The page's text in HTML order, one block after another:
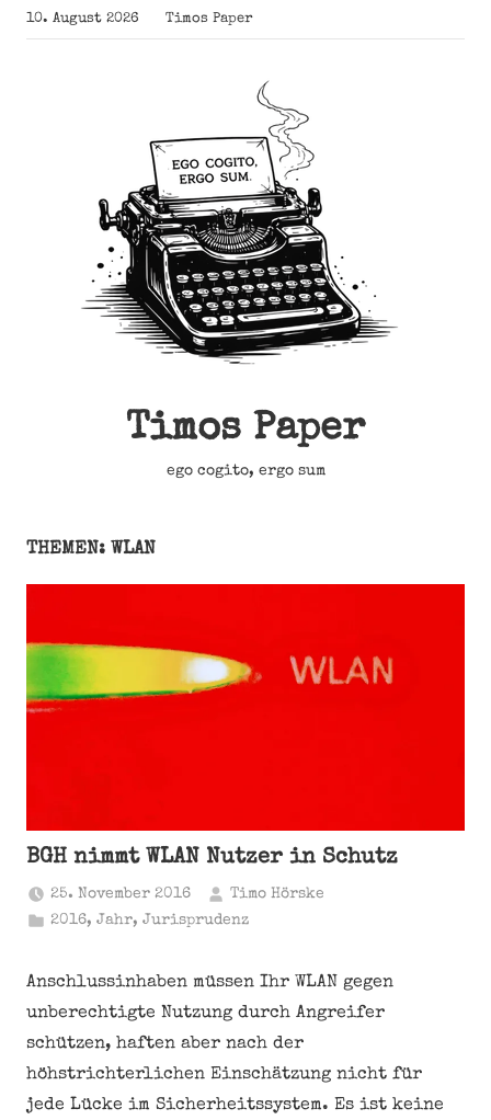
Zum
Inhalt
10. August 2026 Timos Paper
Timos Paper
ego cogito, ergo sum
THEMEN: WLAN
BGH nimmt WLAN Nutzer in Schutz
25. November 2016
Timo Hörske
2016,Jahr,Jurisprudenz
Anschlussinhaben müssen Ihr WLAN gegen
unberechtigte Nutzung durch Angreifer
schützen, haften aber nach der
höhstrichterlichen Einschätzung nicht für
jede Lücke im Sicherheitssystem. Es ist keine